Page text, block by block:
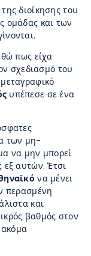
διοίκησης του
ομάδας και των
πως είχα
σχεδιασμό του
υπέπεσε σε ένα
των μη-
να μην μπορεί
εξ αυτών. Έτσι
να μένει
περασμένη
και
βαθμός στον